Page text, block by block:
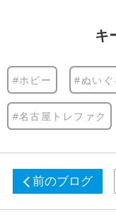
キ
#ホビー #ぬいぐ
#名古屋トレファク
前のブログ